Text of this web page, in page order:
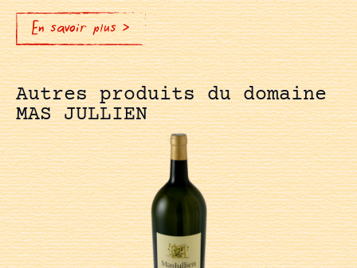
En savoir plus >
Autres produits du domaine
MAS JULLIEN